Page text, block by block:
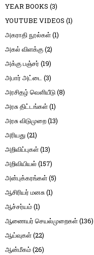
YEAR BOOKS (3)
YOUTUBE VIDEOS (1)
அகராதி நூல்கள்(1)
அகல் விளக்கு(2)
அக்கு பஞ்சர் (19)
அபார் அட்டை (3)
அரசிதழ் வெளியீடு(8)
அரசு திட்டங்கள்(1)
அரசு விடுமுறை(13)
அரியது(21)
அறிவிப்புகள்(13)
அறிவியியல் (157)
அன்புக்கரங்கள்(5)
ஆசிரியர் மனசு(1)
ஆச்சர்யம்(1)
ஆணையர் செயல்முறைகள்(136)
ஆய்வுகள்(22)
ஆன்மீகம்(26)